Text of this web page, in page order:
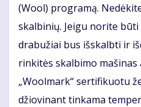
(Wool) programą.
skalbinių. Jeigu norite
drabužiai bus išskalbti ir
rinkitės skalbimo mašinas
„Woolmark“ sertifikuotu
džiovinant tinkama